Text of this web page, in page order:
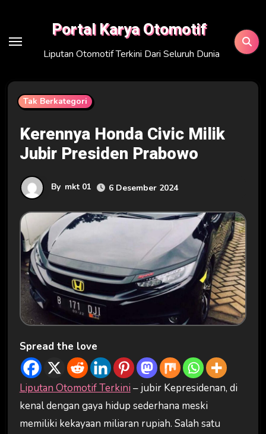
content
Portal Karya Otomotif
Liputan Otomotif Terkini Dari Seluruh Dunia
Tak Berkategori
Kerennya Honda Civic Milik
Jubir Presiden Prabowo
By mkt 01 6 Desember 2024
Spread the love
Liputan Otomotif Terkini– jubir Kepresidenan, di
kenal dengan gaya hidup sederhana meski
memiliki kekayaan miliaran rupiah. Salah satu